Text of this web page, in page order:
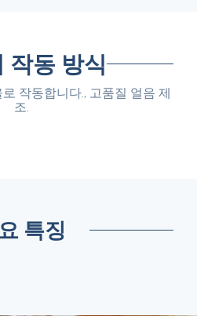
작동 방식
작동합니다., 고품질 얼음 제
조.
특징